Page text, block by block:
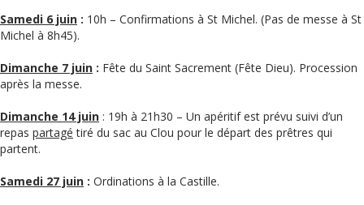
Samedi 6 juin : 10h – Confirmations à St Michel. (Pas de messe à St
Michel à 8h45).
Dimanche 7 juin : Fête du Saint Sacrement (Fête Dieu). Procession
après la messe.
Dimanche 14 juin : 19h à 21h30 – Un apéritif est prévu suivi d’un
repas partagé tiré du sac au Clou pour le départ des prêtres qui
partent.
Samedi 27 juin : Ordinations à la Castille.